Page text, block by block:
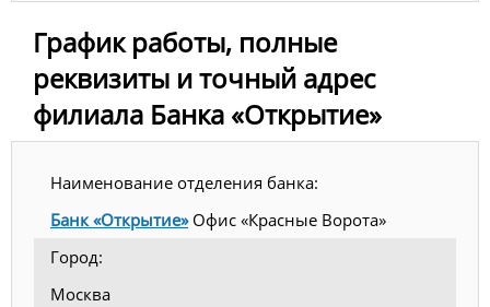
График работы, полные
реквизиты и точный адрес
филиала Банка «Открытие»
Наименование отделения банка:
Банк «Открытие»Офис «Красные Ворота»
Город:
Москва